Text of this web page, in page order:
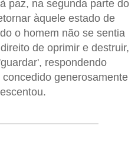
paz, na segunda parte do
àquele estado de
o homem não se sentia
de oprimir e destruir,
respondendo
generosamente